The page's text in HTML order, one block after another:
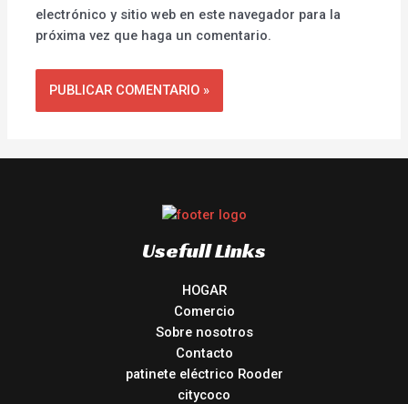
electrónico y sitio web en este navegador para la
próxima vez que haga un comentario.
Usefull Links
HOGAR
Comercio
Sobre nosotros
Contacto
patinete eléctrico Rooder
citycoco